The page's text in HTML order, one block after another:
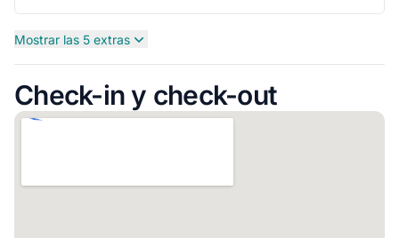
Mostrar las 5 extras
Check-in y check-out